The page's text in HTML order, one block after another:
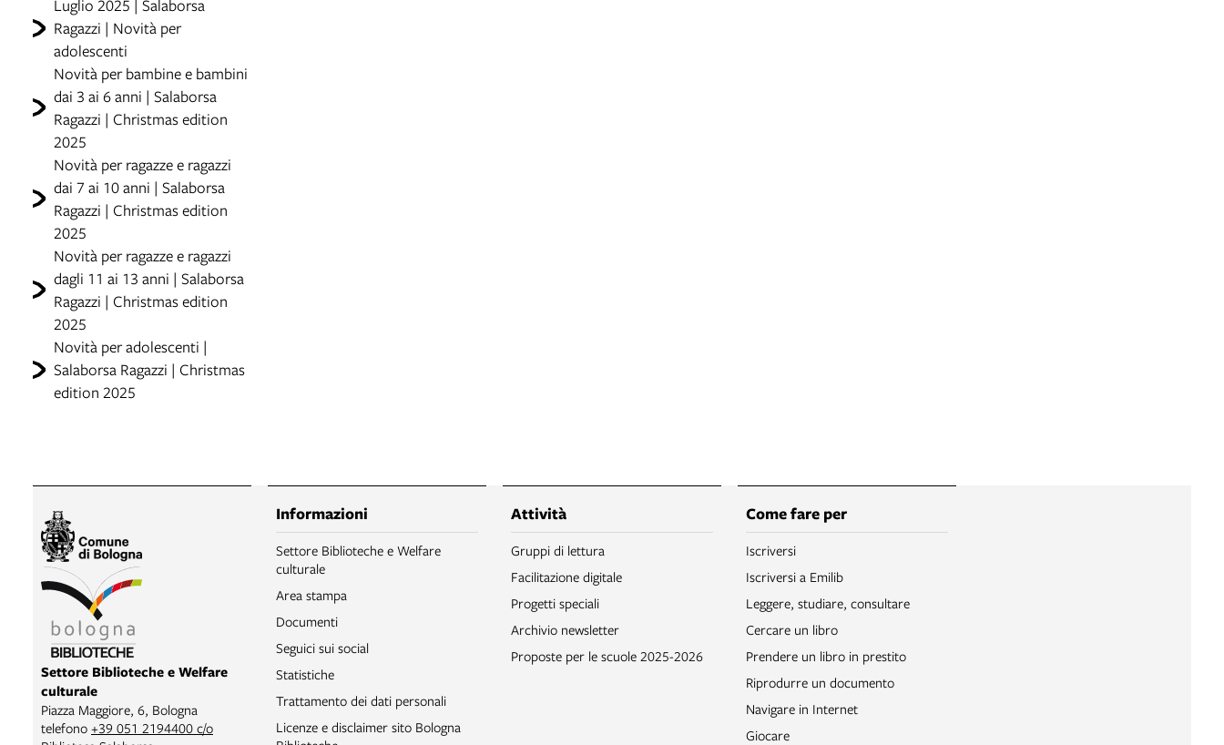
Luglio 2025 | Salaborsa
Ragazzi | Novità per
adolescenti
Novità per bambine e bambini
dai 3 ai 6 anni | Salaborsa
Ragazzi | Christmas edition
2025
Novità per ragazze e ragazzi
dai 7 ai 10 anni | Salaborsa
Ragazzi | Christmas edition
2025
Novità per ragazze e ragazzi
dagli 11 ai 13 anni | Salaborsa
Ragazzi | Christmas edition
2025
Novità per adolescenti |
Salaborsa Ragazzi | Christmas
edition 2025
Settore Biblioteche e Welfare
culturale
Piazza Maggiore, 6, Bologna
telefono +39 051 2194400 c/o
Informazioni
Settore Biblioteche e Welfare
culturale
Area stampa
Documenti
Seguici sui social
Statistiche
Trattamento dei dati personali
Licenze e disclaimer sito Bologna
Attività
Gruppi di lettura
Facilitazione digitale
Progetti speciali
Archivio newsletter
Proposte per le scuole 2025-2026
Come fare per
Iscriversi
Iscriversi a Emilib
Leggere, studiare, consultare
Cercare un libro
Prendere un libro in prestito
Riprodurre un documento
Navigare in Internet
Giocare